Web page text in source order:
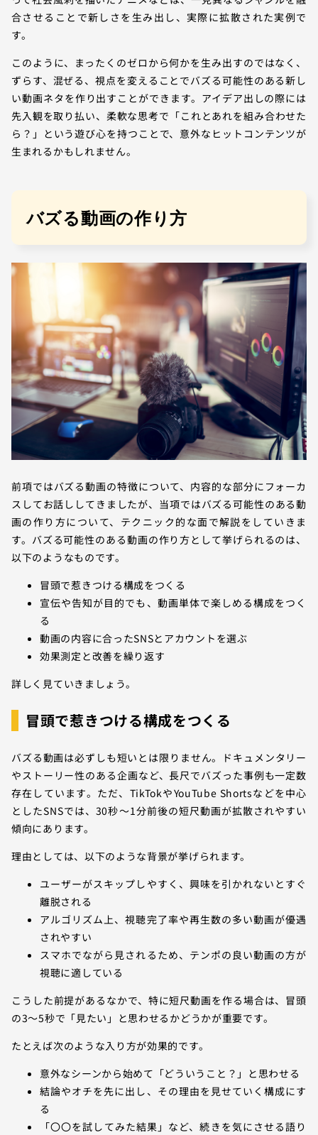
合させることで新しさを生み出し、実際に拡散された実例で
す。
このように、まったくのゼロから何かを生み出すのではなく、
ずらす、混ぜる、視点を変えることでバズる可能性のある新し
い動画ネタを作り出すことができます。アイデア出しの際には
先入観を取り払い、柔軟な思考で「これとあれを組み合わせた
ら？」という遊び心を持つことで、意外なヒットコンテンツが
生まれるかもしれません。
バズる動画の作り方
前項ではバズる動画の特徴について、内容的な部分にフォーカ
スしてお話ししてきましたが、当項ではバズる可能性のある動
画の作り方について、テクニック的な面で解説をしていきま
す。バズる可能性のある動画の作り方として挙げられるのは、
以下のようなものです。
冒頭で惹きつける構成をつくる
宣伝や告知が目的でも、動画単体で楽しめる構成をつく
る
動画の内容に合ったSNSとアカウントを選ぶ
効果測定と改善を繰り返す
詳しく見ていきましょう。
冒頭で惹きつける構成をつくる
バズる動画は必ずしも短いとは限りません。ドキュメンタリー
やストーリー性のある企画など、長尺でバズった事例も一定数
存在しています。ただ、TikTokやYouTube Shortsなどを中心
としたSNSでは、30秒〜1分前後の短尺動画が拡散されやすい
傾向にあります。
理由としては、以下のような背景が挙げられます。
ユーザーがスキップしやすく、興味を引かれないとすぐ
離脱される
アルゴリズム上、視聴完了率や再生数の多い動画が優遇
されやすい
スマホでながら見されるため、テンポの良い動画の方が
視聴に適している
こうした前提があるなかで、特に短尺動画を作る場合は、冒頭
の3〜5秒で「見たい」と思わせるかどうかが重要です。
たとえば次のような入り方が効果的です。
意外なシーンから始めて「どういうこと？」と思わせる
結論やオチを先に出し、その理由を見せていく構成にす
る
「〇〇を試してみた結果」など、続きを気にさせる語り